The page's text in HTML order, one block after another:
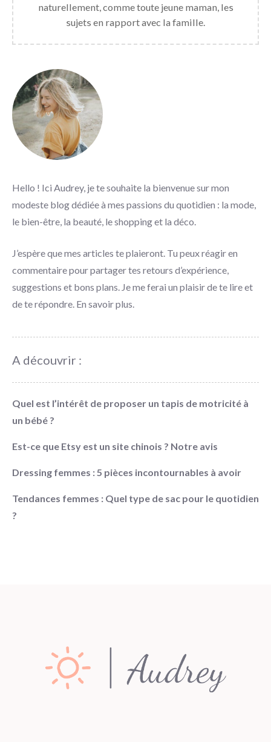
naturellement, comme toute jeune maman, les
sujets en rapport avec la famille.
Hello ! Ici Audrey, je te souhaite la bienvenue sur mon
modeste blog dédiée à mes passions du quotidien : la mode,
le bien-être, la beauté, le shopping et la déco.
J’espère que mes articles te plaieront. Tu peux réagir en
commentaire pour partager tes retours d’expérience,
suggestions et bons plans. Je me ferai un plaisir de te lire et
de te répondre. En savoir plus.
A découvrir :
Quel est l’intérêt de proposer un tapis de motricité à
un bébé ?
Est-ce que Etsy est un site chinois ? Notre avis
Dressing femmes : 5 pièces incontournables à avoir
Tendances femmes : Quel type de sac pour le quotidien
?